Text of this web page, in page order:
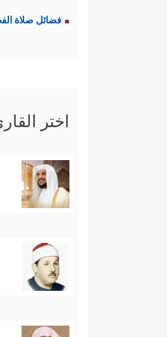
فضائل صلاة
اختر